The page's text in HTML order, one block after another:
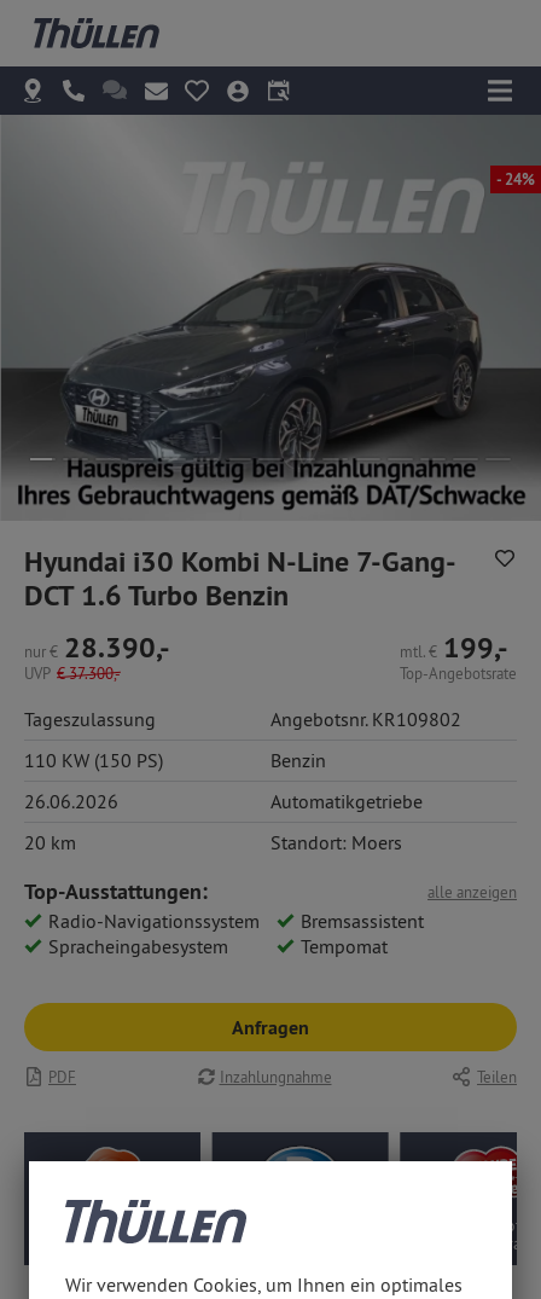
- 24%
Hyundai i30 Kombi N-Line 7-Gang-
DCT 1.6 Turbo Benzin
nur€ 28.390,-
UVP €37.300,-
mtl.€ 199,-
Top-Angebotsrate
Tageszulassung
Angebotsnr. KR109802
110 KW (150 PS)
Benzin
26.06.2026
Automatikgetriebe
20 km
Standort: Moers
alle anzeigen
Top-Ausstattungen:
Radio-Navigationssystem
Bremsassistent
Spracheingabesystem
Tempomat
Anfragen
PDF Inzahlungnahme Teilen
Geprüfte
Deutsches Modell,
kein EU-Import
Wir verwenden Cookies, um Ihnen ein optimales